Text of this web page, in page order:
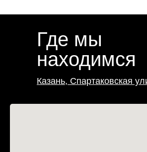
Где мы
находимся
Казань, Спартаковская